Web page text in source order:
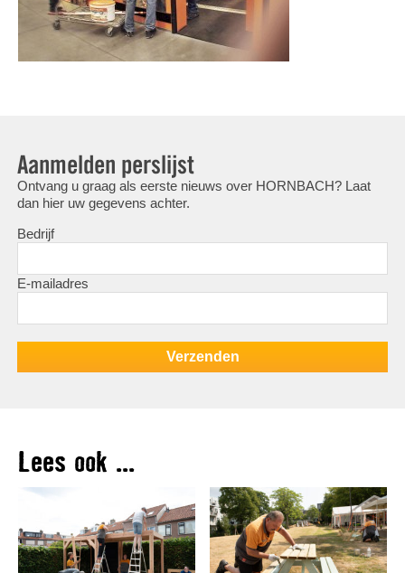
Aanmelden perslijst
Ontvang u graag als eerste nieuws over HORNBACH? Laat
dan hier uw gegevens achter.
Bedrijf
E-mailadres
Lees ook ...